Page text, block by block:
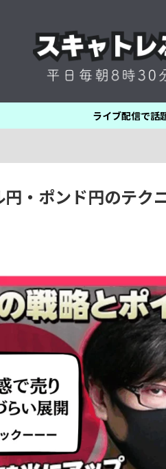
ライブ配信で話
円・ポンド円のテク